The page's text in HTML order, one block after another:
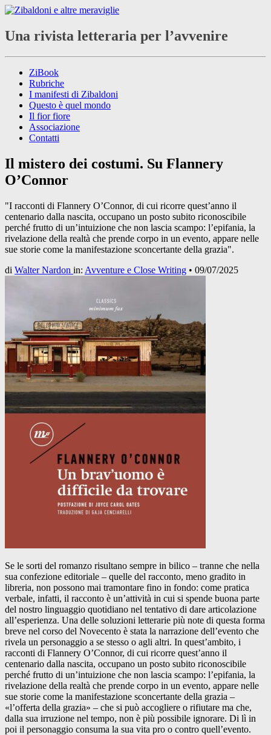
Una rivista letteraria per l’avvenire
ZiBook
Rubriche
I manifesti di Zibaldoni
Questo è quel mondo
Il fior fiore
Associazione
Contatti
Il mistero dei costumi. Su Flannery
O’Connor
"I racconti di Flannery O’Connor, di cui ricorre quest’anno il
centenario dalla nascita, occupano un posto subito riconoscibile
perché frutto di un’intuizione che non lascia scampo: l’epifania, la
rivelazione della realtà che prende corpo in un evento, appare nelle
sue storie come la manifestazione sconcertante della grazia".
di Walter Nardon in: Avventure e Close Writing • 09/07/2025
Se le sorti del romanzo risultano sempre in bilico – tranne che nella
sua confezione editoriale – quelle del racconto, meno gradito in
libreria, non possono mai tramontare fino in fondo: come pratica
verbale, infatti, il racconto è un’attività in cui si spende buona parte
del nostro linguaggio quotidiano nel tentativo di dare articolazione
all’esperienza. Una delle soluzioni letterarie più note di questa forma
breve nel corso del Novecento è stata la narrazione dell’evento che
rivela un personaggio a se stesso o agli altri. In quest’ambito, i
racconti di Flannery O’Connor, di cui ricorre quest’anno il
centenario dalla nascita, occupano un posto subito riconoscibile
perché frutto di un’intuizione che non lascia scampo: l’epifania, la
rivelazione della realtà che prende corpo in un evento, appare nelle
sue storie come la manifestazione sconcertante della grazia –
«l’offerta della grazia» – che si può accogliere o rifiutare ma che,
dalla sua irruzione nel tempo, non è più possibile ignorare. Di lì in
poi il personaggio consuma la sua vita pro o contro quell’evento.